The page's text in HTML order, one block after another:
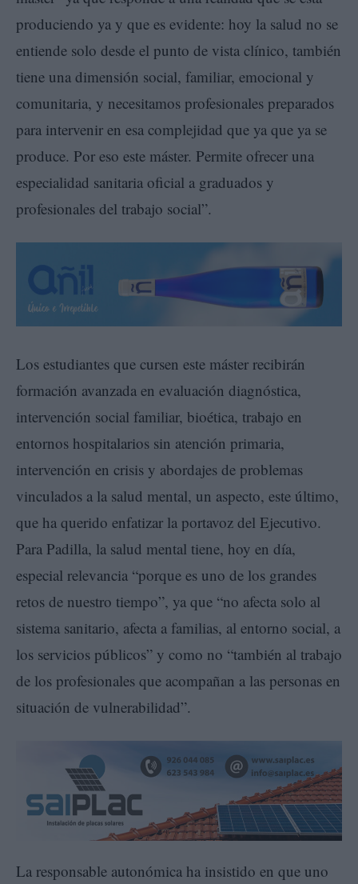
produciendo ya y que es evidente: hoy la salud no se
entiende solo desde el punto de vista clínico, también
tiene una dimensión social, familiar, emocional y
comunitaria, y necesitamos profesionales preparados
para intervenir en esa complejidad que ya que ya se
produce. Por eso este máster. Permite ofrecer una
especialidad sanitaria oficial a graduados y
profesionales del trabajo social”.
Los estudiantes que cursen este máster recibirán
formación avanzada en evaluación diagnóstica,
intervención social familiar, bioética, trabajo en
entornos hospitalarios sin atención primaria,
intervención en crisis y abordajes de problemas
vinculados a la salud mental, un aspecto, este último,
que ha querido enfatizar la portavoz del Ejecutivo.
Para Padilla, la salud mental tiene, hoy en día,
especial relevancia “porque es uno de los grandes
retos de nuestro tiempo”, ya que “no afecta solo al
sistema sanitario, afecta a familias, al entorno social, a
los servicios públicos” y como no “también al trabajo
de los profesionales que acompañan a las personas en
situación de vulnerabilidad”.
La responsable autonómica ha insistido en que uno